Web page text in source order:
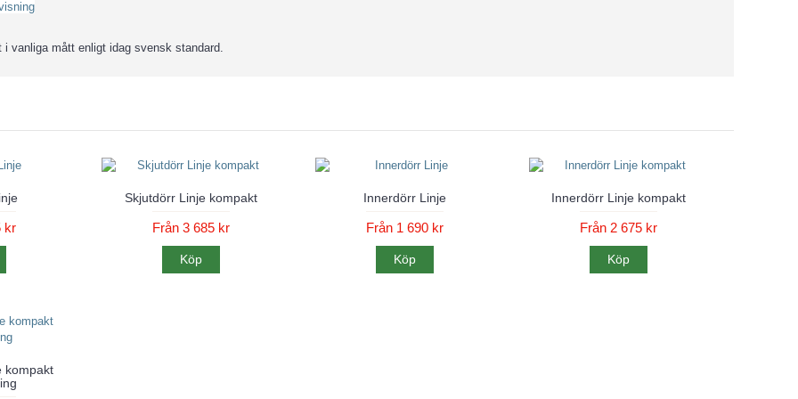
vanliga mått enligt idag svensk standard.
kr
Skjutdörr Linje kompakt
Från 3 685 kr
Köp
Innerdörr Linje
Från 1 690 kr
Köp
Innerdörr Linje kompakt
Från 2 675 kr
Köp
kompakt